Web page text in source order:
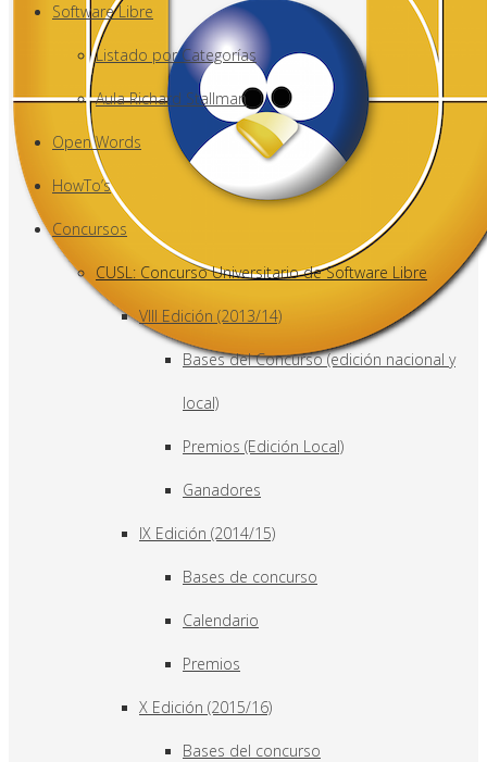
Software Libre
Listado por Categorías
Aula Richard Stallman
Open Words
HowTo’s
Concursos
CUSL: Concurso Universitario de Software Libre
VIII Edición (2013/14)
Bases del Concurso (edición nacional y
local)
Premios (Edición Local)
Ganadores
IX Edición (2014/15)
Bases de concurso
Calendario
Premios
X Edición (2015/16)
Bases del concurso